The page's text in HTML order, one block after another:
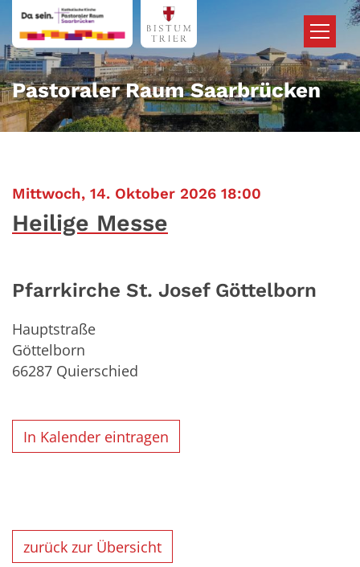
Zum Inhalt springen
Pastoraler Raum Saarbrücken
Mittwoch, 14. Oktober 2026 18:00
Heilige Messe
Pfarrkirche St. Josef Göttelborn
Hauptstraße
Göttelborn
66287 Quierschied
In Kalender eintragen
zurück zur Übersicht